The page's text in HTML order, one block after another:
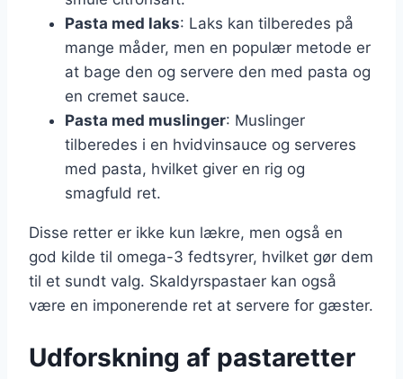
Pasta med laks: Laks kan tilberedes på
mange måder, men en populær metode er
at bage den og servere den med pasta og
en cremet sauce.
Pasta med muslinger: Muslinger
tilberedes i en hvidvinsauce og serveres
med pasta, hvilket giver en rig og
smagfuld ret.
Disse retter er ikke kun lækre, men også en
god kilde til omega-3 fedtsyrer, hvilket gør dem
til et sundt valg. Skaldyrspastaer kan også
være en imponerende ret at servere for gæster.
Udforskning af pastaretter